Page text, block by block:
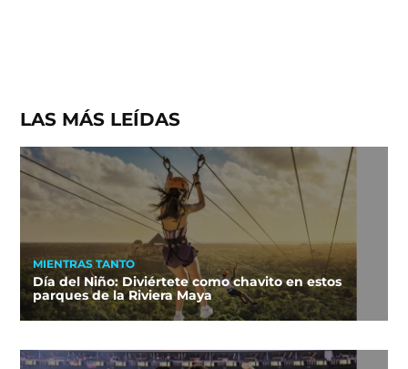
LAS MÁS LEÍDAS
MIENTRAS TANTO
Día del Niño: Diviértete como chavito en estos
parques de la Riviera Maya